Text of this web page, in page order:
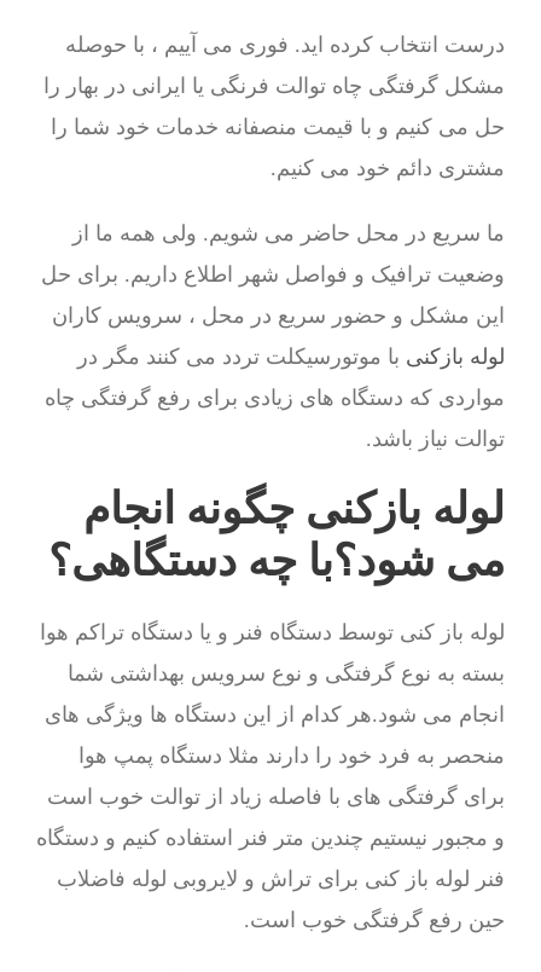
درست انتخاب کرده اید. فوری می آییم ، با حوصله
مشکل گرفتگی چاه توالت فرنگی یا ایرانی در بهار را
حل می کنیم و با قیمت منصفانه خدمات خود شما را
مشتری دائم خود می کنیم.
ما سریع در محل حاضر می شویم. ولی همه ما از
وضعیت ترافیک و فواصل شهر اطلاع داریم. برای حل
این مشکل و حضور سریع در محل ، سرویس کاران
لوله بازکنی با موتورسیکلت تردد می کنند مگر در
مواردی که دستگاه های زیادی برای رفع گرفتگی چاه
توالت نیاز باشد.
لوله بازکنی چگونه انجام
می شود؟با چه دستگاهی؟
لوله باز کنی توسط دستگاه فنر و یا دستگاه تراکم هوا
بسته به نوع گرفتگی و نوع سرویس بهداشتی شما
انجام می شود.هر کدام از این دستگاه ها ویژگی های
منحصر به فرد خود را دارند مثلا دستگاه پمپ هوا
برای گرفتگی های با فاصله زیاد از توالت خوب است
و مجبور نیستیم چندین متر فنر استفاده کنیم و دستگاه
فنر لوله باز کنی برای تراش و لایروبی لوله فاضلاب
حین رفع گرفتگی خوب است.